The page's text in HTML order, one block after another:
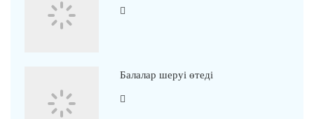
Балалар шеруі өтеді